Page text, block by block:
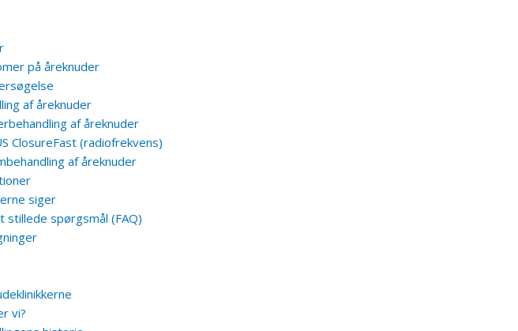
på åreknuder
af åreknuder
af åreknuder
ClosureFast (radiofrekvens)
af åreknuder
siger
stillede spørgsmål (FAQ)
vi?